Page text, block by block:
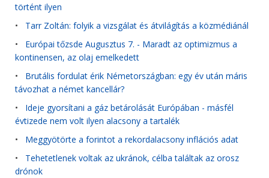
történt ilyen
• Tarr Zoltán: folyik a vizsgálat és átvilágítás a közmédiánál
• Európai tőzsde Augusztus 7. - Maradt az optimizmus a
kontinensen, az olaj emelkedett
• Brutális fordulat érik Németországban: egy év után máris
távozhat a német kancellár?
• Ideje gyorsítani a gáz betárolását Európában - másfél
évtizede nem volt ilyen alacsony a tartalék
• Meggyötörte a forintot a rekordalacsony inflációs adat
• Tehetetlenek voltak az ukránok, célba találtak az orosz
drónok